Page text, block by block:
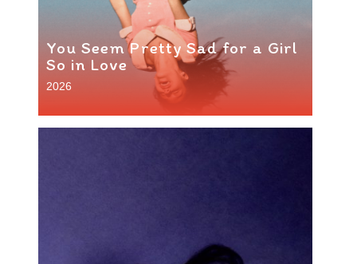
You Seem Pretty Sad for a Girl
So in Love
2026